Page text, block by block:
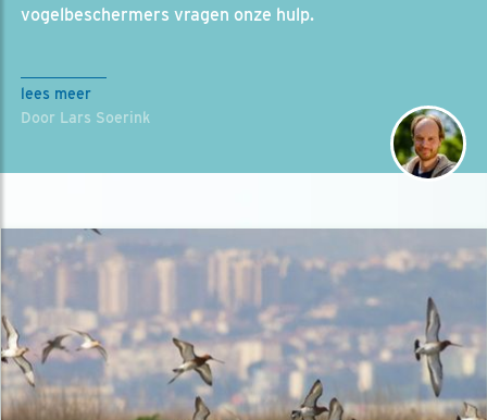
vogelbeschermers vragen onze hulp.
lees meer
Door Lars Soerink